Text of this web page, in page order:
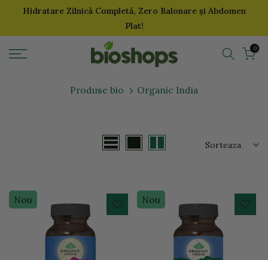
SariHidratare Zilnică Completă, Zero Balonare și Abdomen
Plat!
0
Produse bio Organic India
Sorteaza
Nou Nou